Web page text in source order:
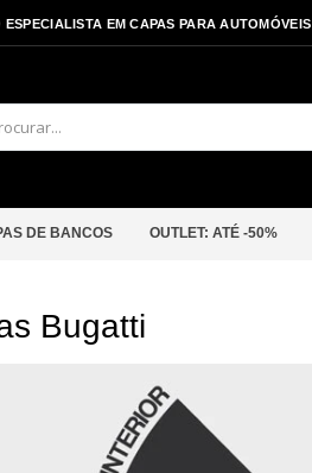
EM CAPAS PARA AUTOMÓVEIS
DE BANCOS OUTLET: ATÉ -50%
Bugatti